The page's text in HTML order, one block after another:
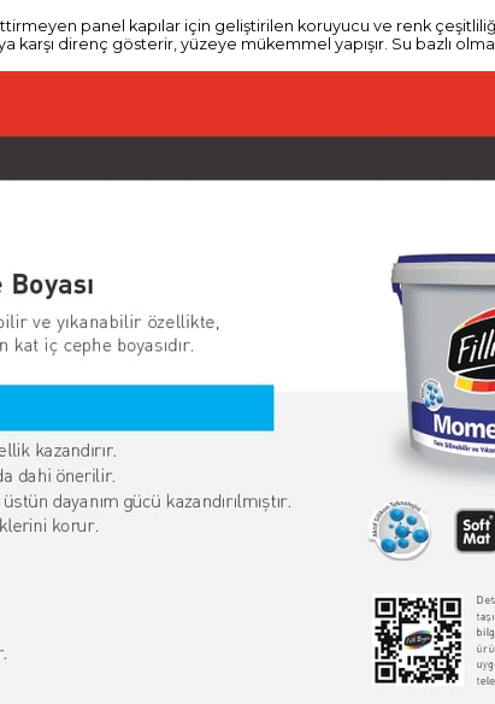
panel kapılar için geliştirilen koruyucu ve renk
karşı direnç gösterir, yüzeye mükemmel yapışır. Su bazlı